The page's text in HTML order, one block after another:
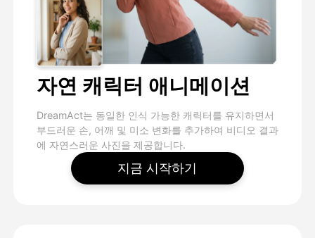
자연 캐릭터 애니메이션
DreamAct는 동일한 인식 가능한 캐릭터를 유지하면서
부드러운 손, 어깨 및 미소 변화를 추가하여 비디오 결과
에 자연스러운 사진을 제공합니다.
지금 시작하기